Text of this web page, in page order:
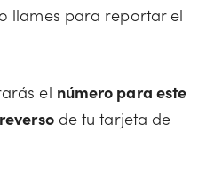
llames para reportar el
el número para este
de tu tarjeta de